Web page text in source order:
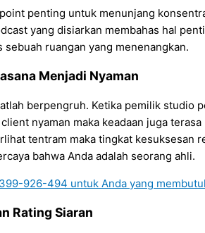
penting untuk menunjang
yang disiarkan membahas hal
sebuah ruangan yang menenangkan.
Menjadi Nyaman
berpengruh. Ketika pemilik studio
nyaman maka keadaan juga
tentram maka tingkat kesuksesan
bahwa Anda adalah seorang ahli.
Rating Siaran